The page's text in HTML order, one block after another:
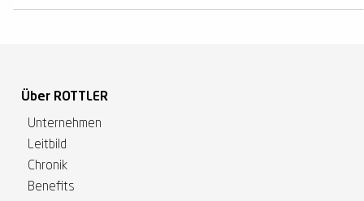
Über ROTTLER
Unternehmen
Leitbild
Chronik
Benefits